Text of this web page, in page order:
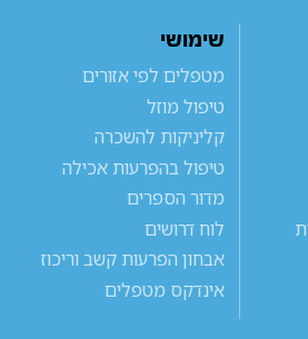
שימושי
מטפלים לפי אזורים
טיפול מוזל
קליניקות להשכרה
טיפול בהפרעות אכילה
מדור הספרים
לוח דרושים
אבחון הפרעות קשב וריכוז
אינדקס מטפלים